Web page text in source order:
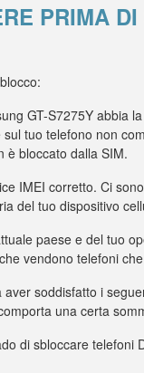
PRIMA
GT-S7275Y abbia
tuo telefono non
è bloccato dalla SIM.
IMEI corretto. Ci
del tuo dispositivo
paese e del tuo
vendono telefoni
soddisfatto i
una certa
di sbloccare